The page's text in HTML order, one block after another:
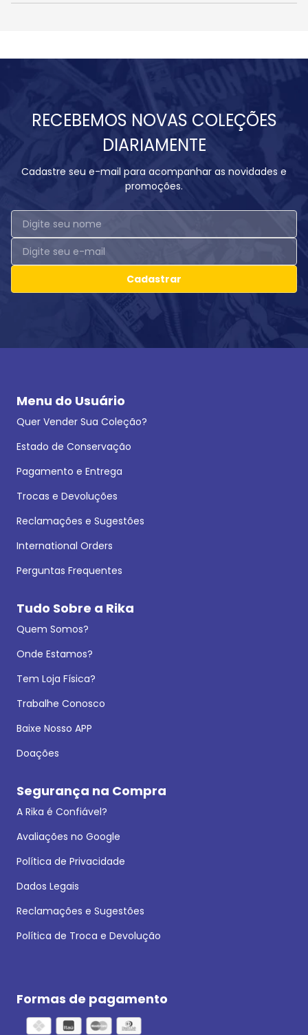
RECEBEMOS NOVAS COLEÇÕES
DIARIAMENTE
Cadastre seu e-mail para acompanhar as novidades e
promoções.
Cadastrar
Menu do Usuário
Quer Vender Sua Coleção?
Estado de Conservação
Pagamento e Entrega
Trocas e Devoluções
Reclamações e Sugestões
International Orders
Perguntas Frequentes
Tudo Sobre a Rika
Quem Somos?
Onde Estamos?
Tem Loja Física?
Trabalhe Conosco
Baixe Nosso APP
Doações
Segurança na Compra
A Rika é Confiável?
Avaliações no Google
Política de Privacidade
Dados Legais
Reclamações e Sugestões
Política de Troca e Devolução
Formas de pagamento